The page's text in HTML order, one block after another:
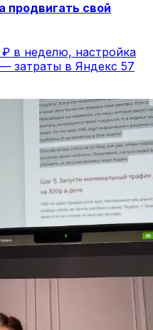
продвигать свой
в неделю, настройка
затраты в Яндекс 57